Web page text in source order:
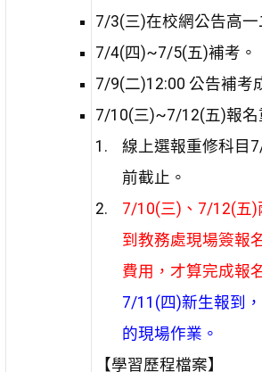
7/3(三)在校網公告高一
7/4(四)~7/5(五)補考。
7/9(二)12:00 公告補考
7/10(三)~7/12(五)報名
線上選報重修科目
前截止。
7/10(三)、7/12(五)
到教務處現場簽報
費用，才算完成報
7/11(四)新生報到
的現場作業。
【學習歷程檔案】